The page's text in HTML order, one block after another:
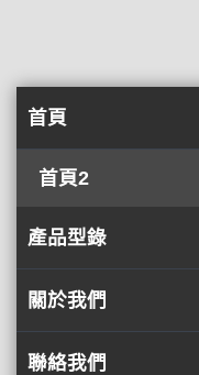
首頁
首頁2
產品型錄
關於我們
聯絡我們